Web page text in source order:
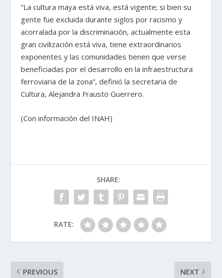
“La cultura maya está viva, está vigente; si bien su
gente fue excluida durante siglos por racismo y
acorralada por la discriminación, actualmente esta
gran civilización está viva, tiene extraordinarios
exponentes y las comunidades tienen que verse
beneficiadas por el desarrollo en la infraestructura
ferroviaria de la zona”, definió la secretaria de
Cultura, Alejandra Frausto Guerrero.
(Con información del INAH)
SHARE:
RATE:
PREVIOUS NEXT